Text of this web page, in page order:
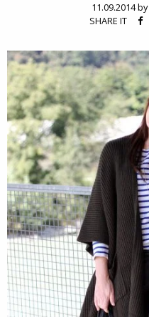
11.09.2014 by
SHARE IT